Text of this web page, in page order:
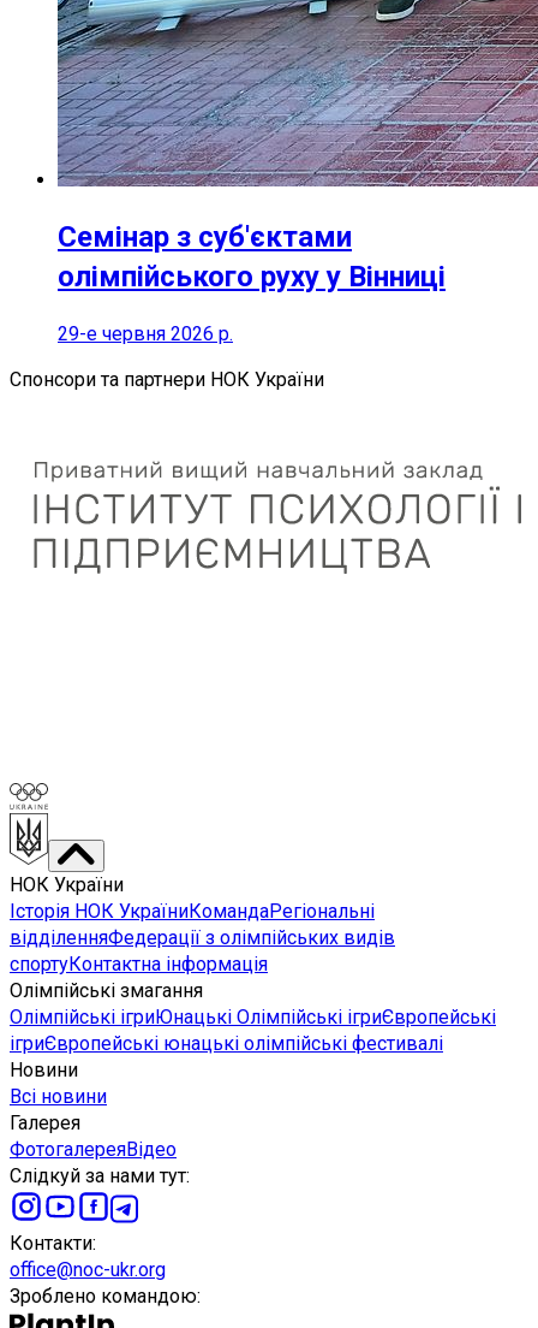
Семінар з суб'єктами
олімпійського руху у Вінниці
29-е червня 2026 р.
Спонсори та партнери НОК України
НОК України
Історія НОК УкраїниКомандаРегіональні
відділенняФедерації з олімпійських видів
спортуКонтактна інформація
Олімпійські змагання
Олімпійські ігриЮнацькі Олімпійські ігриЄвропейські
ігриЄвропейські юнацькі олімпійські фестивалі
Новини
Всі новини
Галерея
ФотогалереяВідео
Слідкуй за нами тут:
Контакти:
office@noc-ukr.org
Зроблено командою: